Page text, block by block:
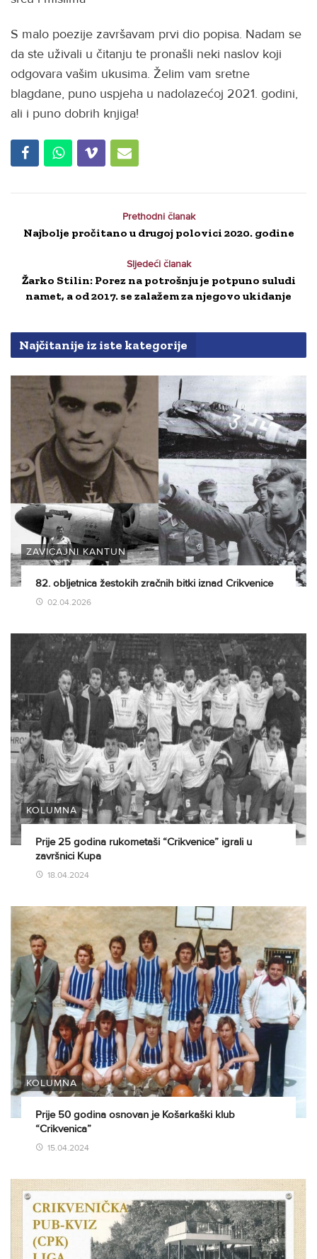
S malo poezije završavam prvi dio popisa. Nadam se
da ste uživali u čitanju te pronašli neki naslov koji
odgovara vašim ukusima. Želim vam sretne
blagdane, puno uspjeha u nadolazećoj 2021. godini,
ali i puno dobrih knjiga!
Prethodni članak
Najbolje pročitano u drugoj polovici 2020. godine
Sljedeći članak
Žarko Stilin: Porez na potrošnju je potpuno suludi
namet, a od 2017. se zalažem za njegovo ukidanje
Najčitanije iz iste kategorije
ZAVIČAJNI KANTUN
82. obljetnica žestokih zračnih bitki iznad Crikvenice
02.04.2026
KOLUMNA
Prije 25 godina rukometaši “Crikvenice” igrali u
završnici Kupa
18.04.2024
KOLUMNA
Prije 50 godina osnovan je Košarkaški klub
“Crikvenica”
15.04.2024